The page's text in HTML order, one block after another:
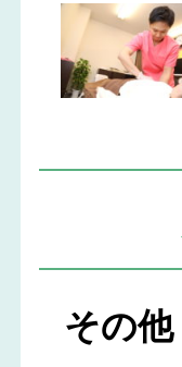
その他